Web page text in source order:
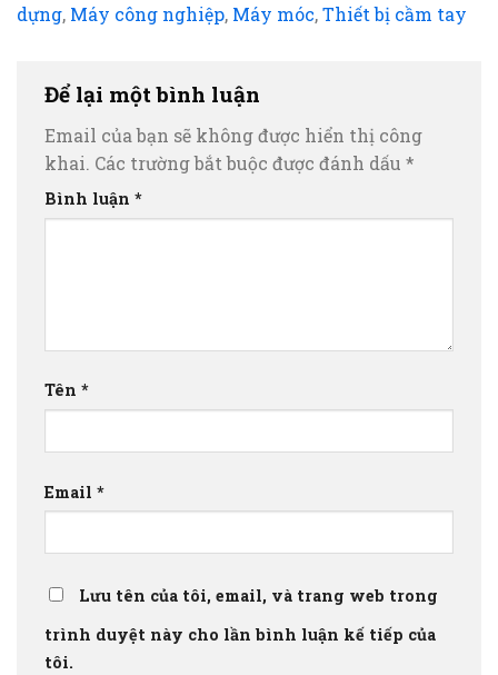
dựng, Máy công nghiệp, Máy móc,Thiết bị cầm tay
Để lại một bình luận
Email của bạn sẽ không được hiển thị công
khai. Các trường bắt buộc được đánh dấu *
Bình luận *
Tên *
Email *
Lưu tên của tôi, email, và trang web trong
trình duyệt này cho lần bình luận kế tiếp của
tôi.